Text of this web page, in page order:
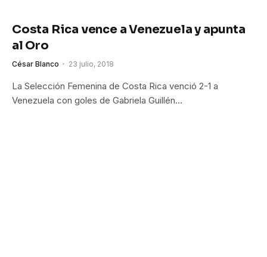
Costa Rica vence a Venezuela y apunta
al Oro
César Blanco 23 julio, 2018
La Selección Femenina de Costa Rica venció 2-1 a
Venezuela con goles de Gabriela Guillén…